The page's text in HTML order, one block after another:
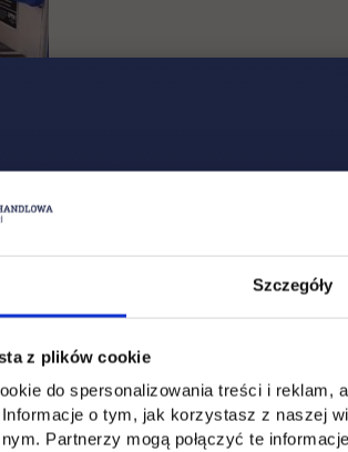
Szczegóły
z plików cookie
do spersonalizowania treści i reklam,
o tym, jak korzystasz z naszej
Partnerzy mogą połączyć te